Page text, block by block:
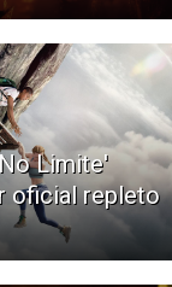
Limite'
oficial repleto